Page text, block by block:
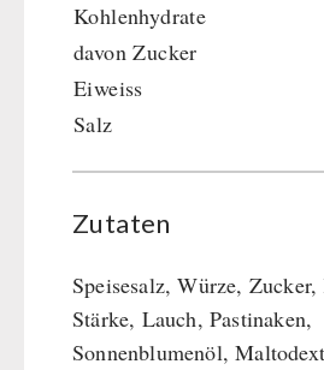
Kohlenhydrate
davon Zucker
Eiweiss
Salz
Zutaten
Speisesalz, Würze,
Stärke, Lauch, Pastinaken,
Sonnenblumenöl,